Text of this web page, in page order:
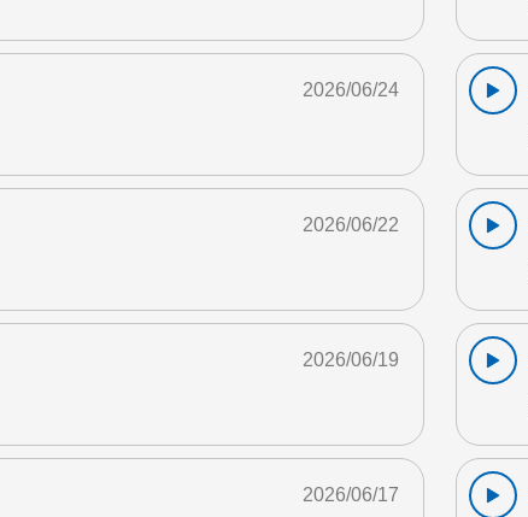
2026/06/24
2026/06/22
2026/06/19
2026/06/17